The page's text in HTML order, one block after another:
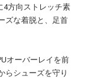
4方向ストレッチ素
ズな着脱と、足首
オーバーレイを前
らシューズを守り